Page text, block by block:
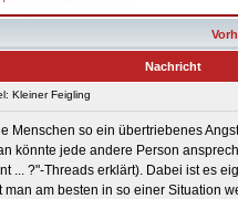
Nachricht
Kleiner Feigling
Menschen so ein übertriebenes
könnte jede andere Person
... ?"-Threads erklärt). Dabei ist es
am besten in so einer Situation